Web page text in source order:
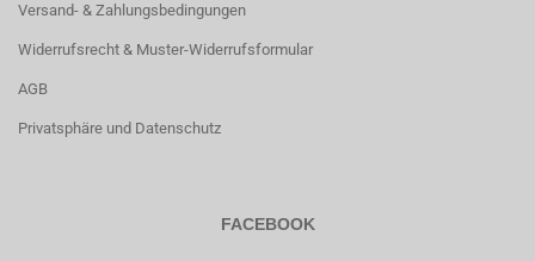
Versand- & Zahlungsbedingungen
Widerrufsrecht & Muster-Widerrufsformular
AGB
Privatsphäre und Datenschutz
FACEBOOK